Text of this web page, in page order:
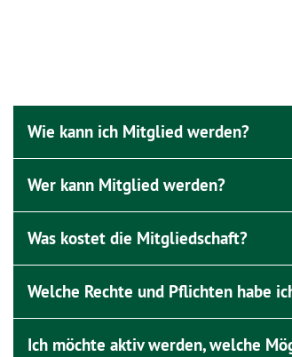
Wie kann ich Mitglied werden?
Wer kann Mitglied werden?
Was kostet die Mitgliedschaft?
Welche Rechte und Pflichten habe
Ich möchte aktiv werden, welche